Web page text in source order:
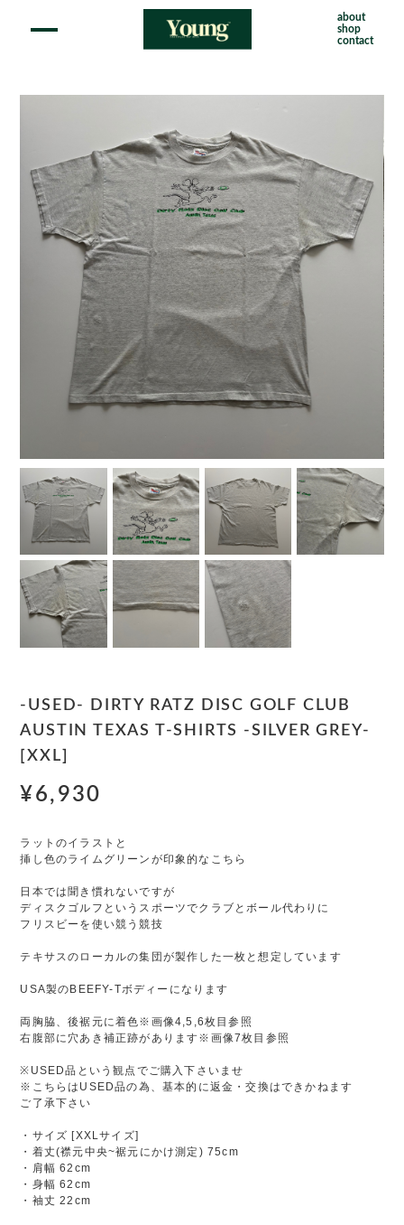
about
shop
contact
-USED- DIRTY RATZ DISC GOLF CLUB
AUSTIN TEXAS T-SHIRTS -SILVER GREY-
[XXL]
¥6,930
ラットのイラストと
挿し色のライムグリーンが印象的なこちら
日本では聞き慣れないですが
ディスクゴルフというスポーツでクラブとボール代わりに
フリスビーを使い競う競技
テキサスのローカルの集団が製作した一枚と想定しています
USA製のBEEFY-Tボディーになります
両胸脇、後裾元に着色※画像4,5,6枚目参照
右腹部に穴あき補正跡があります※画像7枚目参照
※USED品という観点でご購入下さいませ
※こちらはUSED品の為、基本的に返金・交換はできかねます
ご了承下さい
・サイズ [XXLサイズ]
・着丈(襟元中央~裾元にかけ測定) 75cm
・肩幅 62cm
・身幅 62cm
・袖丈 22cm